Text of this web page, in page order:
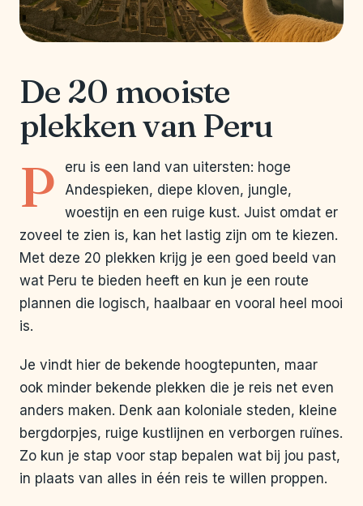
De 20 mooiste
plekken van Peru
P
eru is een land van uitersten: hoge
Andespieken, diepe kloven, jungle,
woestijn en een ruige kust. Juist omdat er
zoveel te zien is, kan het lastig zijn om te kiezen.
Met deze 20 plekken krijg je een goed beeld van
wat Peru te bieden heeft en kun je een route
plannen die logisch, haalbaar en vooral heel mooi
is.
Je vindt hier de bekende hoogtepunten, maar
ook minder bekende plekken die je reis net even
anders maken. Denk aan koloniale steden, kleine
bergdorpjes, ruige kustlijnen en verborgen ruïnes.
Zo kun je stap voor stap bepalen wat bij jou past,
in plaats van alles in één reis te willen proppen.